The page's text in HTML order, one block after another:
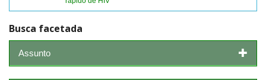
Busca facetada
Assunto